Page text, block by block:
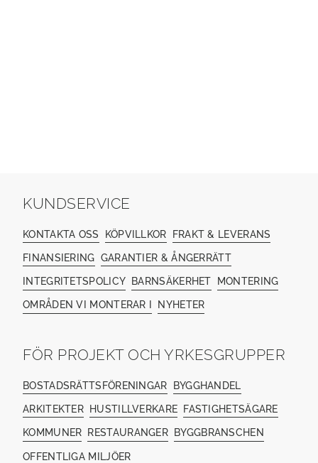
KUNDSERVICE
KONTAKTA OSS KÖPVILLKOR FRAKT & LEVERANS
FINANSIERING GARANTIER & ÅNGERRÄTT
INTEGRITETSPOLICY BARNSÄKERHET MONTERING
OMRÅDEN VI MONTERAR I NYHETER
FÖR PROJEKT OCH YRKESGRUPPER
BOSTADSRÄTTSFÖRENINGAR BYGGHANDEL
ARKITEKTER HUSTILLVERKARE FASTIGHETSÄGARE
KOMMUNER RESTAURANGER BYGGBRANSCHEN
OFFENTLIGA MILJÖER